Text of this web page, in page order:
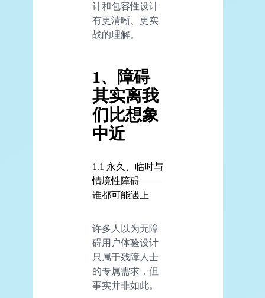
计和包容性设计
有更清晰、更实
战的理解。
1、障碍
其实离我
们比想象
中近
1.1 永久、临时与
情境性障碍 ——
谁都可能遇上
许多人以为无障
碍用户体验设计
只属于残障人士
的专属需求，但
事实并非如此。